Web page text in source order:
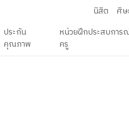
นิสิต ศิษ
ประกัน
คุณภาพ
หน่วยฝึกประสบการ
ครู